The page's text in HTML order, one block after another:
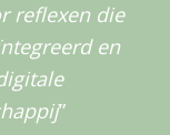
reflexen die
en
”